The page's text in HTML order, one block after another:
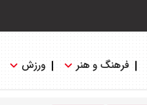
فرهنگ و هنر ورزش